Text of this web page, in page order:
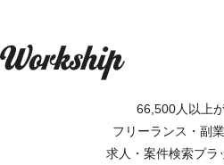
66,500人以上
フリーランス・副
求人・案件検索プラ